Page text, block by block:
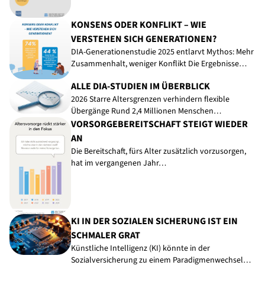
KONSENS ODER KONFLIKT – WIE
VERSTEHEN SICH GENERATIONEN?
DIA-Generationenstudie 2025 entlarvt Mythos: Mehr
Zusammenhalt, weniger Konflikt Die Ergebnisse…
ALLE DIA-STUDIEN IM ÜBERBLICK
2026 Starre Altersgrenzen verhindern flexible
Übergänge Rund 2,4 Millionen Menschen…
VORSORGEBEREITSCHAFT STEIGT WIEDER
AN
Die Bereitschaft, fürs Alter zusätzlich vorzusorgen,
hat im vergangenen Jahr…
KI IN DER SOZIALEN SICHERUNG IST EIN
SCHMALER GRAT
Künstliche Intelligenz (KI) könnte in der
Sozialversicherung zu einem Paradigmenwechsel…